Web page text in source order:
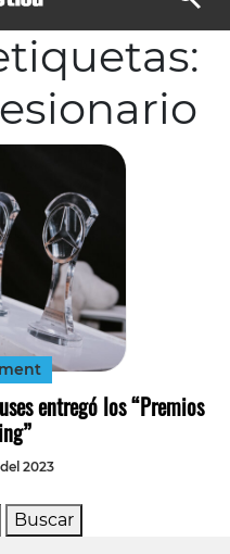
entregó los “Premios
2023
Buscar